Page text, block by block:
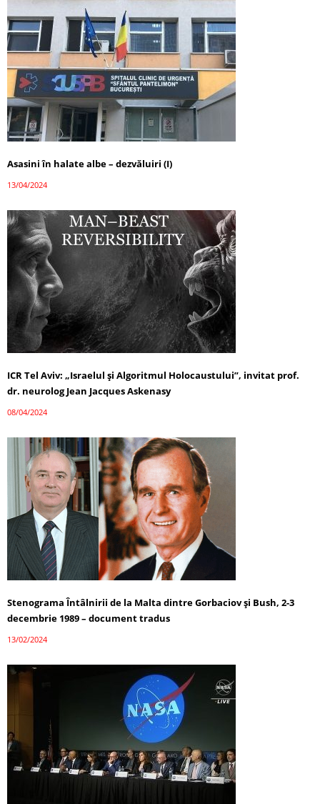
Asasini în halate albe – dezvăluiri (I)
13/04/2024
ICR Tel Aviv: „Israelul și Algoritmul Holocaustului”, invitat prof.
dr. neurolog Jean Jacques Askenasy
08/04/2024
Stenograma Întâlnirii de la Malta dintre Gorbaciov și Bush, 2-3
decembrie 1989 – document tradus
13/02/2024